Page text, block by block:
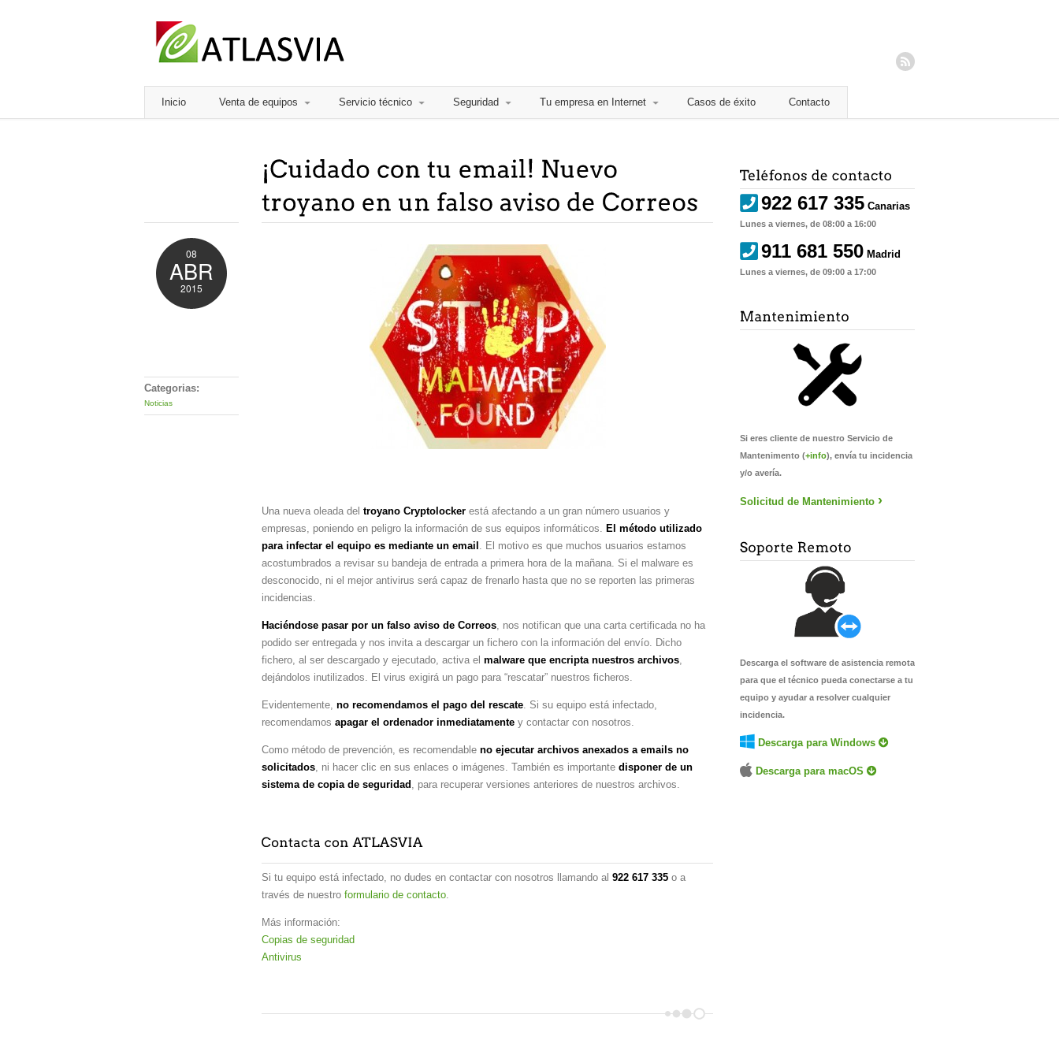
Inicio Venta de equipos Servicio técnico Seguridad Tu empresa en Internet Casos de éxito Contacto
08
ABR
2015
Categorias:
Noticias
Una nueva oleada del troyano Cryptolockerestá afectando a un gran número usuarios y
empresas, poniendo en peligro la información de sus equipos informáticos. El método utilizado
para infectar el equipo es mediante un email . El motivo es que muchos usuarios estamos
acostumbrados a revisar su bandeja de entrada a primera hora de la mañana. Si el malware es
desconocido, ni el mejor antivirus será capaz de frenarlo hasta que no se reporten las primeras
incidencias.
Haciéndose pasar por un falso aviso de Correos, nos notifican que una carta certificada no ha
podido ser entregada y nos invita a descargar un fichero con la información del envío. Dicho
fichero, al ser descargado y ejecutado, activa el malware que encripta nuestros archivos,
dejándolos inutilizados. El virus exigirá un pago para “rescatar” nuestros ficheros.
Evidentemente, no recomendamos el pago del rescate. Si su equipo está infectado,
recomendamos apagar el ordenador inmediatamentey contactar con nosotros.
Como método de prevención, es recomendable no ejecutar archivos anexados a emails no
solicitados, ni hacer clic en sus enlaces o imágenes. También es importante disponer de un
sistema de copia de seguridad , para recuperar versiones anteriores de nuestros archivos.
Si tu equipo está infectado, no dudes en contactar con nosotros llamando al 922 617 335o a
través de nuestro formulario de contacto.
Más información:
Copias de seguridad
Antivirus
922 617 335 Canarias
Lunes a viernes, de 08:00 a 16:00
911 681 550 Madrid
Lunes a viernes, de 09:00 a 17:00
Si eres cliente de nuestro Servicio de
Mantenimento (+info), envía tu incidencia
y/o avería.
Solicitud de Mantenimiento ›
Descarga el software de asistencia remota
para que el técnico pueda conectarse a tu
equipo y ayudar a resolver cualquier
incidencia.
Descarga para Windows
Descarga para macOS